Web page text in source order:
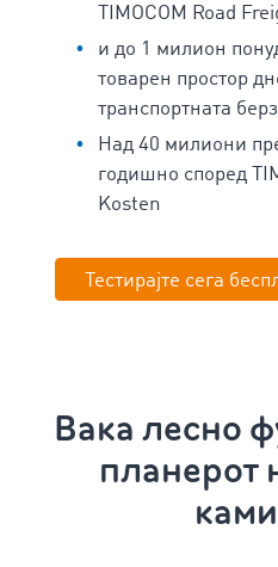
TIMOCOM Road
и до 1 милион
товарен простор
транспортната
Над 40 милиони
годишно според
Kosten
Тестирајте сега
Вака лесно
планерот